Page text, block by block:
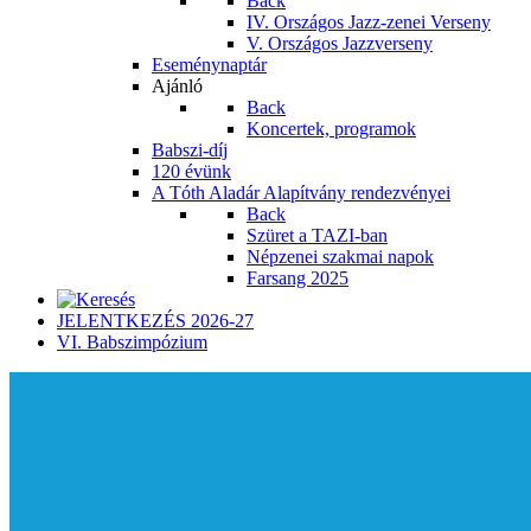
IV. Országos Jazz-zenei Verseny
V. Országos Jazzverseny
Eseménynaptár
Ajánló
Back
Koncertek, programok
Babszi-díj
120 évünk
A Tóth Aladár Alapítvány rendezvényei
Back
Szüret a TAZI-ban
Népzenei szakmai napok
Farsang 2025
JELENTKEZÉS 2026-27
VI. Babszimpózium